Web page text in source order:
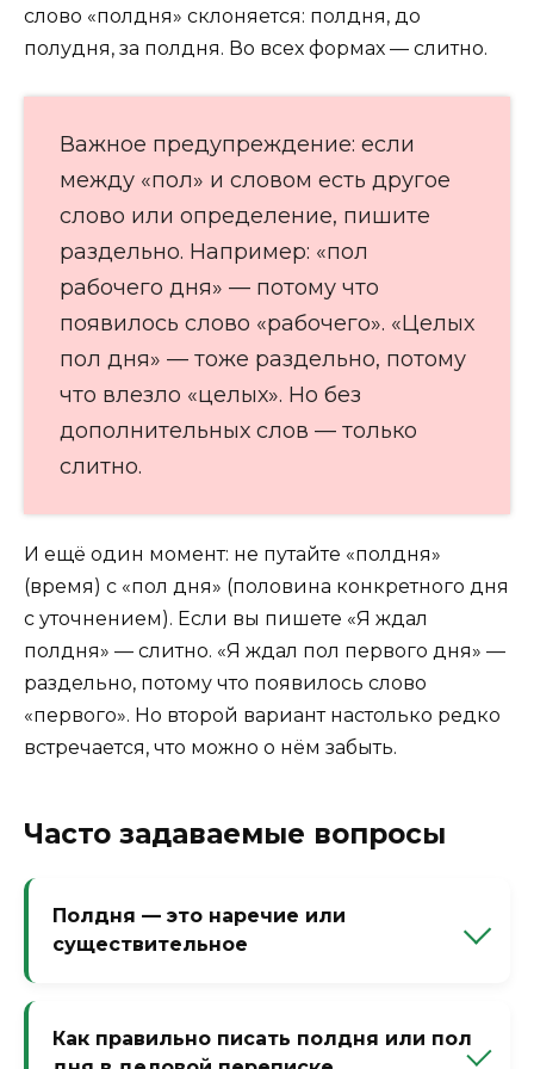
слово «полдня» склоняется: полдня, до
полудня, за полдня. Во всех формах — слитно.
Важное предупреждение: если
между «пол» и словом есть другое
слово или определение, пишите
раздельно. Например: «пол
рабочего дня» — потому что
появилось слово «рабочего». «Целых
пол дня» — тоже раздельно, потому
что влезло «целых». Но без
дополнительных слов — только
слитно.
И ещё один момент: не путайте «полдня»
(время) с «пол дня» (половина конкретного дня
с уточнением). Если вы пишете «Я ждал
полдня» — слитно. «Я ждал пол первого дня» —
раздельно, потому что появилось слово
«первого». Но второй вариант настолько редко
встречается, что можно о нём забыть.
Часто задаваемые вопросы
Полдня — это наречие или
существительное
Отвечает на вопрос «чего?» или
Как правильно писать полдня или пол